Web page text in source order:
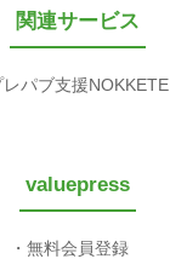
関連サービス
レパブ支援NOKKETE
valuepress
無料会員登録